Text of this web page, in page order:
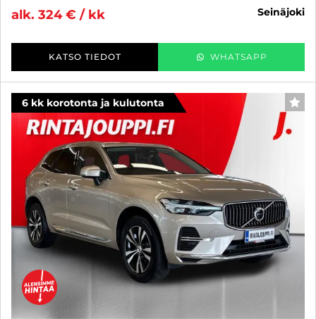
alk. 324 € / kk
seinäjoki
KATSO TIEDOT WHATSAPP
6 kk korotonta ja kulutonta